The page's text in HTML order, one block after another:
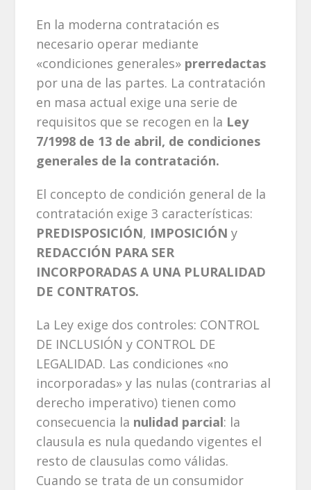
En la moderna contratación es
necesario operar mediante
«condiciones generales» prerredactas
por una de las partes. La contratación
en masa actual exige una serie de
requisitos que se recogen en la Ley
7/1998 de 13 de abril, de condiciones
generales de la contratación.
El concepto de condición general de la
contratación exige 3 características:
PREDISPOSICIÓN, IMPOSICIÓNy
REDACCIÓN PARA SER
INCORPORADAS A UNA PLURALIDAD
DE CONTRATOS.
La Ley exige dos controles: CONTROL
DE INCLUSIÓN y CONTROL DE
LEGALIDAD. Las condiciones «no
incorporadas» y las nulas (contrarias al
derecho imperativo) tienen como
consecuencia la nulidad parcial: la
clausula es nula quedando vigentes el
resto de clausulas como válidas.
Cuando se trata de un consumidor